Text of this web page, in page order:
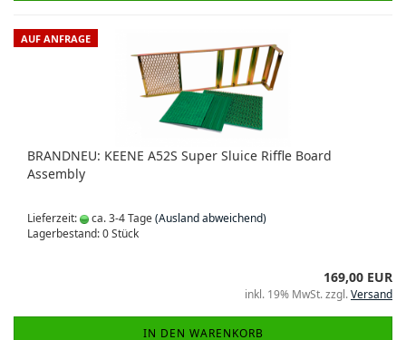
AUF ANFRAGE
BRANDNEU: KEENE A52S Super Sluice Riffle Board
Assembly
Lieferzeit: ca. 3-4 Tage(Ausland abweichend)
Lagerbestand: 0 Stück
169,00 EUR
inkl. 19% MwSt. zzgl.Versand
IN DEN WARENKORB